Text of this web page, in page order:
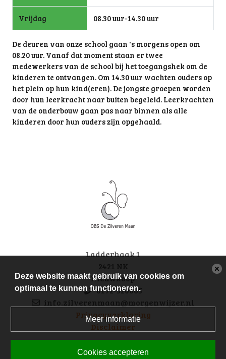
Vrijdag 08.30 uur-14.30 uur
De deuren van onze school gaan 's morgens open om
08.20 uur. Vanaf dat moment staan er twee
medewerkers van de school bij het toegangshek om de
kinderen te ontvangen. Om 14.30 uur wachten ouders op
het plein op hun kind(eren). De jongste groepen worden
door hun leerkracht naar buiten begeleid. Leerkrachten
van de onderbouw gaan pas naar binnen als alle
kinderen door hun ouders zijn opgehaald.
Ladderhaak 1
2421 NK
Nieuwkoop
0172-520065
info.zilverenmaan@morgenwijzer.nl
Privacyverklaring
Disclaimer
volg ons op facebook
Deze website maakt gebruik van cookies om
optimaal te kunnen functioneren.
Meer informatie
Cookies accepteren